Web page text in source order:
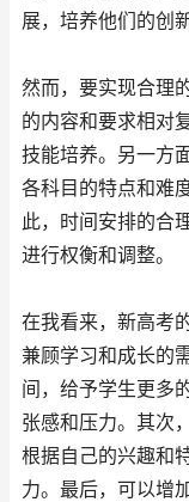
展，培养他们的创
然而，要实现合理
的内容和要求相对
技能培养。另一方
各科目的特点和难
此，时间安排的合
进行权衡和调整。
在我看来，新高考
兼顾学习和成长的
间，给予学生更多
张感和压力。其次
根据自己的兴趣和
力。最后，可以增